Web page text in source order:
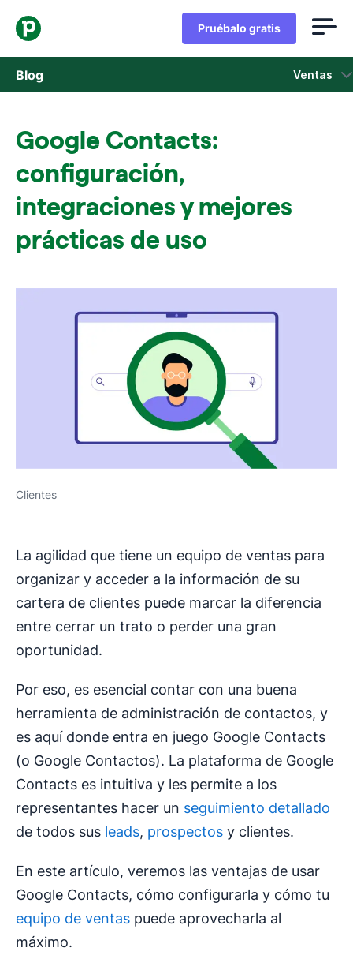
Pruébalo gratis
Blog Ventas
Marketing
Actualizaciones de Producto
Casos de estudio
Se abre en una nueva ventana
Google Contacts:
configuración,
integraciones y mejores
prácticas de uso
Clientes
La agilidad que tiene un equipo de ventas para
organizar y acceder a la información de su
cartera de clientes puede marcar la diferencia
entre cerrar un trato o perder una gran
oportunidad.
Por eso, es esencial contar con una buena
herramienta de administración de contactos, y
es aquí donde entra en juego Google Contacts
(o Google Contactos). La plataforma de Google
Contacts es intuitiva y les permite a los
representantes hacer un seguimiento detallado
de todos sus leads, prospectos y clientes.
En este artículo, veremos las ventajas de usar
Google Contacts, cómo configurarla y cómo tu
equipo de ventas puede aprovecharla al
máximo.